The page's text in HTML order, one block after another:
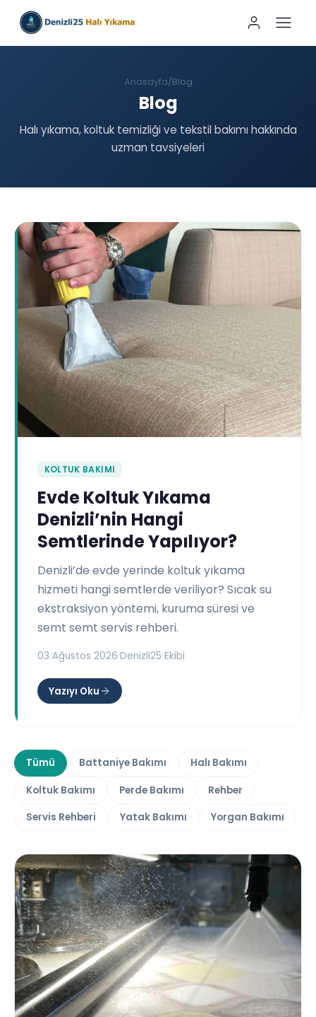
Anasayfa Blog
Blog
Halı yıkama, koltuk temizliği ve tekstil bakımı hakkında
uzman tavsiyeleri
KOLTUK BAKIMI
Evde Koltuk Yıkama
Denizli’nin Hangi
Semtlerinde Yapılıyor?
Denizli’de evde yerinde koltuk yıkama
hizmeti hangi semtlerde veriliyor? Sıcak su
ekstraksiyon yöntemi, kuruma süresi ve
semt semt servis rehberi.
03 Ağustos 2026·Denizli25 Ekibi
Yazıyı Oku
Tümü Battaniye Bakımı Halı Bakımı
Koltuk Bakımı Perde Bakımı Rehber
Servis Rehberi Yatak Bakımı Yorgan Bakımı